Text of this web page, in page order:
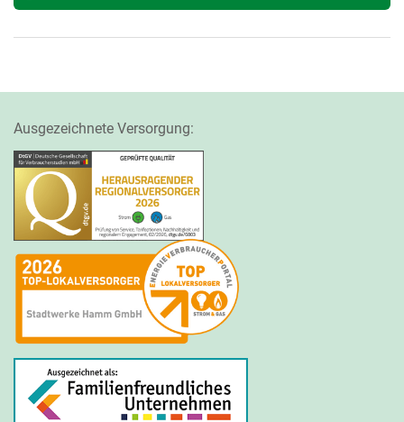
Ausgezeichnete Versorgung: